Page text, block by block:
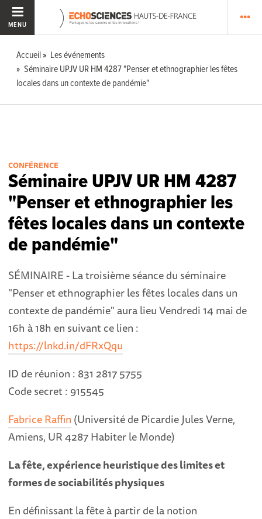
MENU
Accueil
Les événements
Séminaire UPJV UR HM 4287 "Penser et ethnographier les fêtes
locales dans un contexte de pandémie"
CONFÉRENCE
Séminaire UPJV UR HM 4287
"Penser et ethnographier les
fêtes locales dans un contexte
de pandémie"
SÉMINAIRE - La troisième séance du séminaire
"Penser et ethnographier les fêtes locales dans un
contexte de pandémie" aura lieu Vendredi 14 mai de
16h à 18h en suivant ce lien :
https://lnkd.in/dFRxQqu
ID de réunion : 831 2817 5755
Code secret : 915545
Fabrice Raffin (Université de Picardie Jules Verne,
Amiens, UR 4287 Habiter le Monde)
La fête, expérience heuristique des limites et
formes de sociabilités physiques
En définissant la fête à partir de la notion